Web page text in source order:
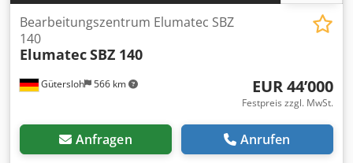
Gütersloh 566 km
Bearbeitungszentrum Elumatec SBZ
140
ElumatecSBZ 140
EUR 44’000
Festpreis zzgl. MwSt.
Anfragen Anrufen